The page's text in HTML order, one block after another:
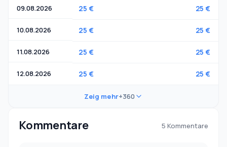
09.08.2026 25 € 25 €
10.08.2026 25 € 25 €
11.08.2026 25 € 25 €
12.08.2026 25 € 25 €
Zeig mehr+360
Kommentare 5 Kommentare